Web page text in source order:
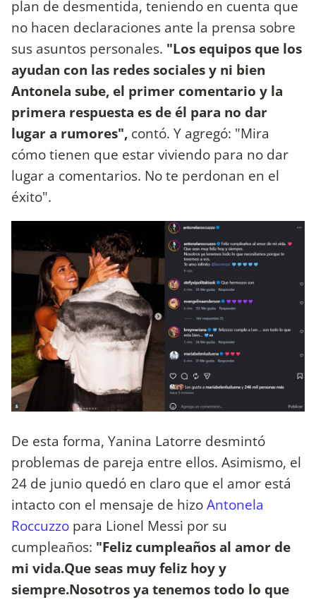
plan de desmentida, teniendo en cuenta que
no hacen declaraciones ante la prensa sobre
sus asuntos personales. "Los equipos que los
ayudan con las redes sociales y ni bien
Antonela sube, el primer comentario y la
primera respuesta es de él para no dar
lugar a rumores", contó. Y agregó: "Mira
cómo tienen que estar viviendo para no dar
lugar a comentarios. No te perdonan en el
éxito".
De esta forma, Yanina Latorre desmintó
problemas de pareja entre ellos. Asimismo, el
24 de junio quedó en claro que el amor está
intacto con el mensaje de hizoAntonela
Roccuzzo para Lionel Messi por su
cumpleaños: "Feliz cumpleaños al amor de
mi vida.Que seas muy feliz hoy y
siempre.Nosotros ya tenemos todo lo que